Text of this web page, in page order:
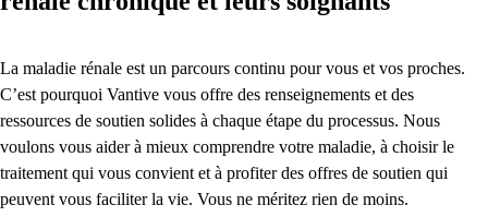
La maladie rénale est un parcours continu pour vous et vos proches.
C’est pourquoi Vantive vous offre des renseignements et des
ressources de soutien solides à chaque étape du processus. Nous
voulons vous aider à mieux comprendre votre maladie, à choisir le
traitement qui vous convient et à profiter des offres de soutien qui
peuvent vous faciliter la vie. Vous ne méritez rien de moins.